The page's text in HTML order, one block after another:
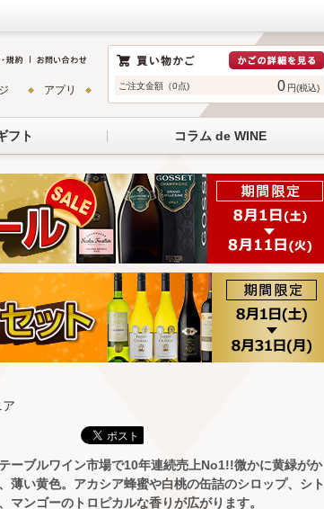
ご注文金額（0点) 0 円(税込)
アプリ
フト コラム de WINE
ーブルワイン市場で10年連続売上No1!!微かに黄緑がか
薄い黄色。アカシア蜂蜜や白桃の缶詰のシロップ、シト
マンゴーのトロピカルな香りが広がります。